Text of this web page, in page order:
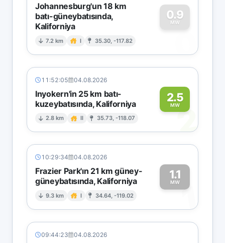
Johannesburg'un 18 km
batı-güneybatısında,
Kaliforniya
7.2 km I 35.30, -117.82
0.9
MW
0
11:52:05 04.08.2026
Inyokern'in 25 km batı-
kuzeybatısında, Kaliforniya
2.8 km II 35.73, -118.07
2.5
MW2
10:29:34 04.08.2026
Frazier Park'ın 21 km güney-
güneybatısında, Kaliforniya
9.3 km I 34.64, -119.02
1.1
MW1
09:44:23 04.08.2026